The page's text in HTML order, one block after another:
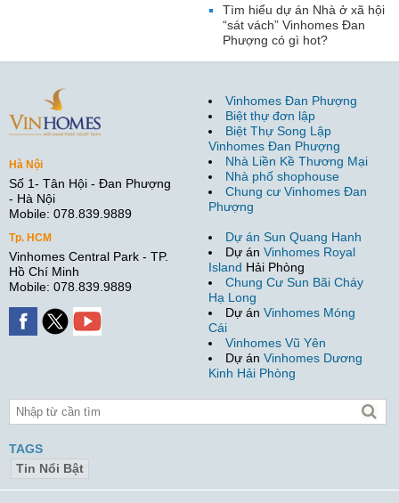
Tìm hiểu dự án Nhà ở xã hội
“sát vách” Vinhomes Đan
Phượng có gì hot?
Hà Nội
Số 1- Tân Hội - Đan Phượng
- Hà Nội
Mobile: 078.839.9889
Tp. HCM
Vinhomes Central Park - TP.
Hồ Chí Minh
Mobile: 078.839.9889
Vinhomes Đan Phượng
Biệt thự đơn lập
Biệt Thự Song Lập
Vinhomes Đan Phượng
Nhà Liền Kề Thương Mại
Nhà phố shophouse
Chung cư Vinhomes Đan
Phượng
Dự án Sun Quang Hanh
Dự án Vinhomes Royal
Island Hải Phòng
Chung Cư Sun Bãi Cháy
Hạ Long
Dự án Vinhomes Móng
Cái
Vinhomes Vũ Yên
Dự án Vinhomes Dương
Kinh Hải Phòng
TAGS
Tin Nổi Bật